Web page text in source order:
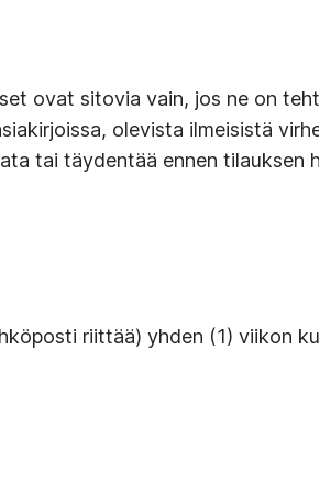
ovat sitovia vain, jos ne on
olevista ilmeisistä
tai täydentää ennen tilauksen
riittää) yhden (1) viikon